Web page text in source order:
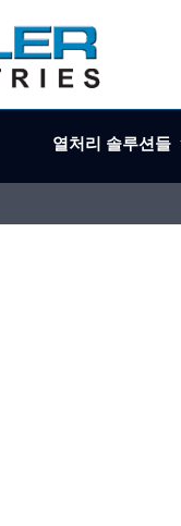
열처리 솔루션들